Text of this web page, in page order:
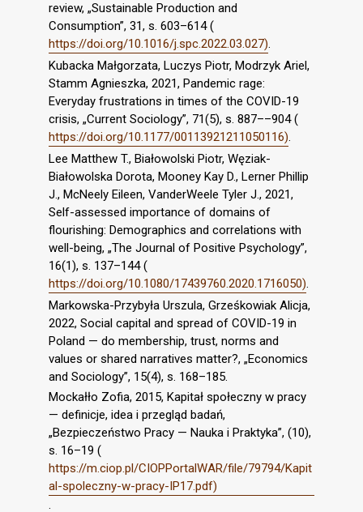
review, „Sustainable Production and
Consumption”, 31, s. 603–614 (
https://doi.org/10.1016/j.spc.2022.03.027).
Kubacka Małgorzata, Luczys Piotr, Modrzyk Ariel,
Stamm Agnieszka, 2021, Pandemic rage:
Everyday frustrations in times of the COVID-19
crisis, „Current Sociology”, 71(5), s. 887––904 (
https://doi.org/10.1177/00113921211050116).
Lee Matthew T., Białowolski Piotr, Węziak-
Białowolska Dorota, Mooney Kay D., Lerner Phillip
J., McNeely Eileen, VanderWeele Tyler J., 2021,
Self-assessed importance of domains of
flourishing: Demographics and correlations with
well-being, „The Journal of Positive Psychology”,
16(1), s. 137–144 (
https://doi.org/10.1080/17439760.2020.1716050).
Markowska-Przybyła Urszula, Grześkowiak Alicja,
2022, Social capital and spread of COVID-19 in
Poland — do membership, trust, norms and
values or shared narratives matter?, „Economics
and Sociology”, 15(4), s. 168–185.
Mockałło Zofia, 2015, Kapitał społeczny w pracy
— definicje, idea i przegląd badań,
„Bezpieczeństwo Pracy — Nauka i Praktyka”, (10),
s. 16–19 (
https://m.ciop.pl/CIOPPortalWAR/file/79794/Kapit
al-spoleczny-w-pracy-IP17.pdf)
.